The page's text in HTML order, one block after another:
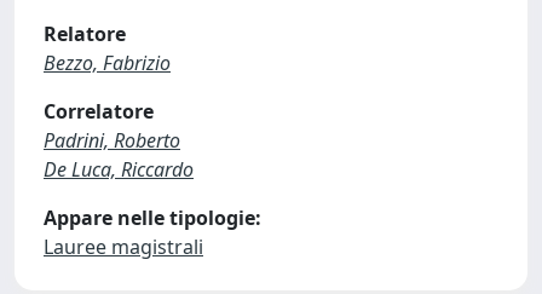
Relatore
Bezzo, Fabrizio
Correlatore
Padrini, Roberto
De Luca, Riccardo
Appare nelle tipologie:
Lauree magistrali